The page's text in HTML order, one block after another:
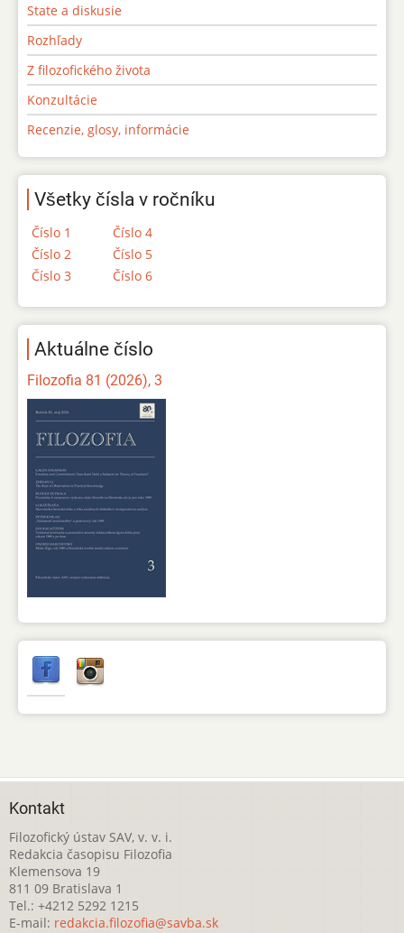
State a diskusie
Rozhľady
Z filozofického života
Konzultácie
Recenzie, glosy, informácie
Všetky čísla v ročníku
Číslo 1
Číslo 2
Číslo 3
Číslo 4
Číslo 5
Číslo 6
Aktuálne číslo
Filozofia 81 (2026), 3
Kontakt
Filozofický ústav SAV, v. v. i.
Redakcia časopisu Filozofia
Klemensova 19
811 09 Bratislava 1
Tel.: +4212 5292 1215
E-mail: redakcia.filozofia@savba.sk